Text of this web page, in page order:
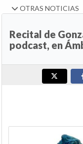
OTRAS NOTICIAS
Recital de
podcast, en